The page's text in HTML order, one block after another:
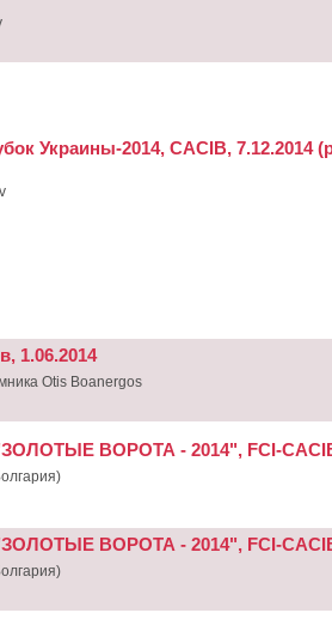
Украины-2014, CACIB, 7.12.2014
1.06.2014
Otis Boanergos
ВОРОТА - 2014", FCI-
ВОРОТА - 2014", FCI-